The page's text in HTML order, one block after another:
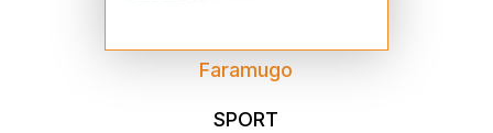
Faramugo
SPORT